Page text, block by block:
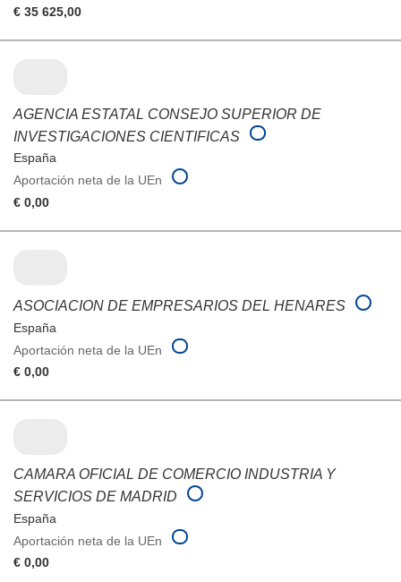
€ 35 625,00
AGENCIA ESTATAL CONSEJO SUPERIOR DE
INVESTIGACIONES CIENTIFICAS
España
Aportación neta de la UEn
€ 0,00
ASOCIACION DE EMPRESARIOS DEL HENARES
España
Aportación neta de la UEn
€ 0,00
CAMARA OFICIAL DE COMERCIO INDUSTRIA Y
SERVICIOS DE MADRID
España
Aportación neta de la UEn
€ 0,00